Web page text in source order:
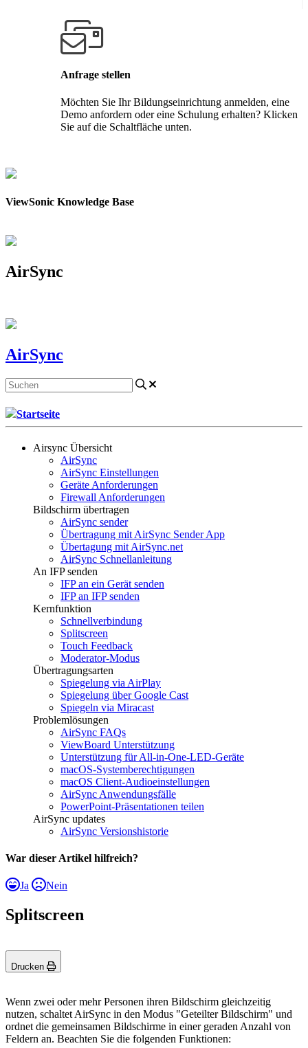
Anfrage stellen
Möchten Sie Ihr Bildungseinrichtung anmelden, eine
Demo anfordern oder eine Schulung erhalten? Klicken
Sie auf die Schaltfläche unten.
ViewSonic Knowledge Base
AirSync
AirSync
Startseite
Airsync Übersicht
AirSync
AirSync Einstellungen
Geräte Anforderungen
Firewall Anforderungen
Bildschirm übertragen
AirSync sender
Übertragung mit AirSync Sender App
Übertagung mit AirSync.net
AirSync Schnellanleitung
An IFP senden
IFP an ein Gerät senden
IFP an IFP senden
Kernfunktion
Schnellverbindung
Splitscreen
Touch Feedback
Moderator-Modus
Übertragungsarten
Spiegelung via AirPlay
Spiegelung über Google Cast
Spiegeln via Miracast
Problemlösungen
AirSync FAQs
ViewBoard Unterstützung
Unterstützung für All-in-One-LED-Geräte
macOS-Systemberechtigungen
macOS Client-Audioeinstellungen
AirSync Anwendungsfälle
PowerPoint-Präsentationen teilen
AirSync updates
AirSync Versionshistorie
War dieser Artikel hilfreich?
Ja Nein
Splitscreen
Drucken
Wenn zwei oder mehr Personen ihren Bildschirm gleichzeitig
nutzen, schaltet AirSync in den Modus "Geteilter Bildschirm" und
ordnet die gemeinsamen Bildschirme in einer geraden Anzahl von
Feldern an. Beachten Sie die folgenden Funktionen: